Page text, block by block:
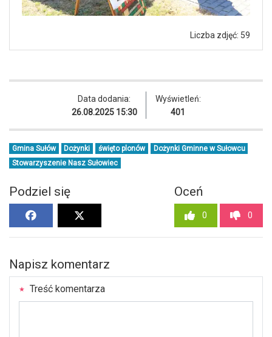
Liczba zdjęć: 59
Data dodania:
26.08.2025 15:30
Wyświetleń:
401
Gmina Sułów Dożynki święto plonów
Dożynki Gminne w Sułowcu
Stowarzyszenie Nasz Sułowiec
Podziel się Oceń
0 0
Napisz komentarz
Treść komentarza